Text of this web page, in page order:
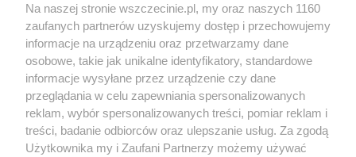
Wernisaże
Więcej
Specjalny koncert z okazji
20. urodzin portalu
wSzczecinie.pl
Regulamin konkursów
śniadaniówka "Hej
Szczecin! Jest piątek!"
Na naszej stronie wszczecinie.pl, my oraz naszych 1160
zaufanych partnerów uzyskujemy dostęp i przechowujemy
informacje na urządzeniu oraz przetwarzamy dane
osobowe, takie jak unikalne identyfikatory, standardowe
informacje wysyłane przez urządzenie czy dane
przeglądania w celu zapewniania spersonalizowanych
reklam, wybór spersonalizowanych treści, pomiar reklam i
treści, badanie odbiorców oraz ulepszanie usług. Za zgodą
Użytkownika my i Zaufani Partnerzy możemy używać